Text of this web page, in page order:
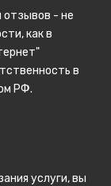
отзывов - не
как в
в
РФ.
услуги, вы